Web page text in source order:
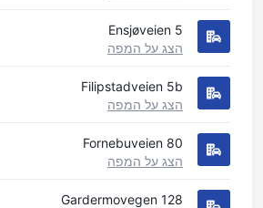
Ensjøveien 5
הצג על המפה
Filipstadveien 5b
הצג על המפה
Fornebuveien 80
הצג על המפה
Gardermovegen 128